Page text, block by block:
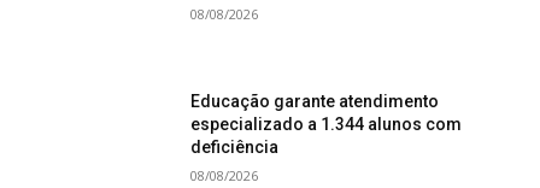
08/08/2026
Educação garante atendimento
especializado a 1.344 alunos com
deficiência
08/08/2026